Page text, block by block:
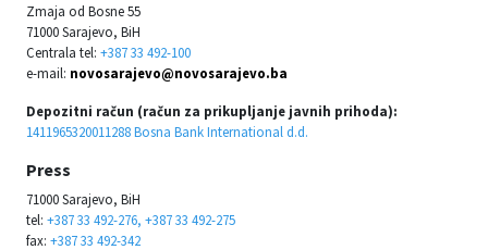
Zmaja od Bosne 55
71000 Sarajevo, BiH
Centrala tel: +387 33 492-100
e-mail: novosarajevo@novosarajevo.ba
Depozitni račun (račun za prikupljanje javnih prihoda):
1411965320011288 Bosna Bank International d.d.
Press
71000 Sarajevo, BiH
tel: +387 33 492-276, +387 33 492-275
fax: +387 33 492-342